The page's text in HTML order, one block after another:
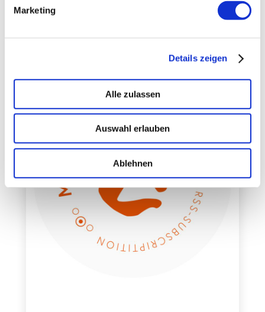
Marketing
Details zeigen
Alle zulassen
Auswahl erlauben
Ablehnen